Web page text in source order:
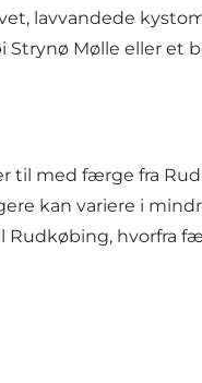
lavvandede
Mølle eller et
til med færge fra
kan variere i
hvorfra